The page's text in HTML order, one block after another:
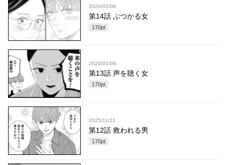
2026/02/06
第14話 ぶつかる女
170pt
2026/01/09
第13話 声を聴く女
170pt
2025/11/21
第12話 救われる男
170pt